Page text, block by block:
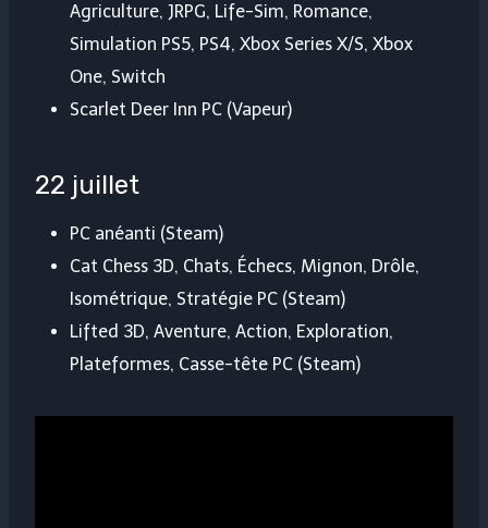
Agriculture, JRPG, Life-Sim, Romance,
Simulation PS5, PS4, Xbox Series X/S, Xbox
One, Switch
Scarlet Deer Inn PC (Vapeur)
22 juillet
PC anéanti (Steam)
Cat Chess 3D, Chats, Échecs, Mignon, Drôle,
Isométrique, Stratégie PC (Steam)
Lifted 3D, Aventure, Action, Exploration,
Plateformes, Casse-tête PC (Steam)